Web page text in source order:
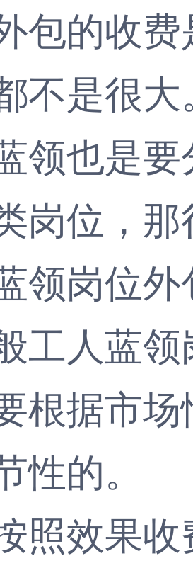
包的收
是很大。
也是要
岗位，
领岗位
工人蓝
根据市
的。
效果收